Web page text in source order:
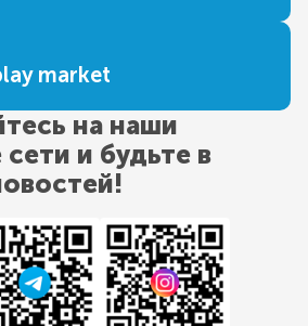
market
на наши
и будьте в